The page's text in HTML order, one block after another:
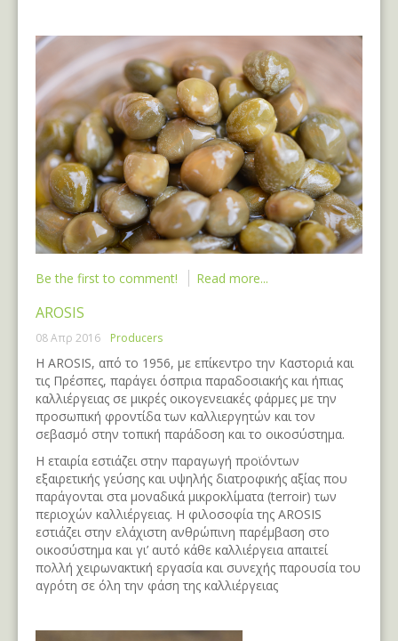
Be the first to comment! Read more...
AROSIS
08 Απρ 2016 Producers
Η AROSIS, από το 1956, με επίκεντρο την Καστοριά και
τις Πρέσπες, παράγει όσπρια παραδοσιακής και ήπιας
καλλιέργειας σε μικρές οικογενειακές φάρμες με την
προσωπική φροντίδα των καλλιεργητών και τον
σεβασμό στην τοπική παράδοση και το οικοσύστημα.
Η εταιρία εστιάζει στην παραγωγή προϊόντων
εξαιρετικής γεύσης και υψηλής διατροφικής αξίας που
παράγονται στα μοναδικά μικροκλίματα (terroir) των
περιοχών καλλιέργειας. Η φιλοσοφία της AROSIS
εστιάζει στην ελάχιστη ανθρώπινη παρέμβαση στο
οικοσύστημα και γι’ αυτό κάθε καλλιέργεια απαιτεί
πολλή χειρωνακτική εργασία και συνεχής παρουσία του
αγρότη σε όλη την φάση της καλλιέργειας